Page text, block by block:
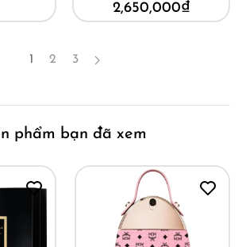
2,650,000₫
1 2 3
phẩm bạn đã xem